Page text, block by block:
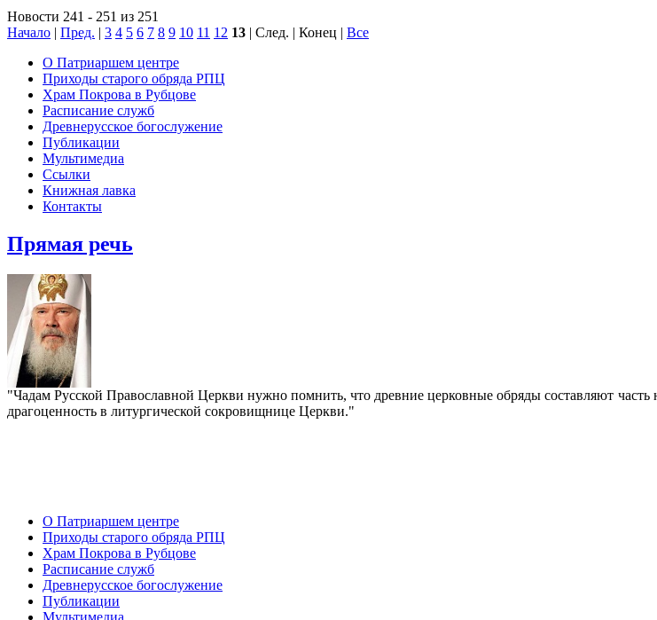
Новости 241 - 251 из 251
Начало | Пред. | 3 4 5 6 7 8 9 10 11 12 13 | След. | Конец | Все
О Патриаршем центре
Приходы старого обряда РПЦ
Храм Покрова в Рубцове
Расписание служб
Древнерусское богослужение
Публикации
Мультимедиа
Ссылки
Книжная лавка
Контакты
Прямая речь
"Чадам Русской Православной Церкви нужно помнить, что древние церковные обряды составляют часть
драгоценность в литургической сокровищнице Церкви."
О Патриаршем центре
Приходы старого обряда РПЦ
Храм Покрова в Рубцове
Расписание служб
Древнерусское богослужение
Публикации
Мультимедиа